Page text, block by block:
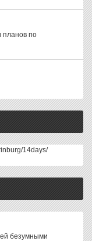
планов по
14days/
безумными